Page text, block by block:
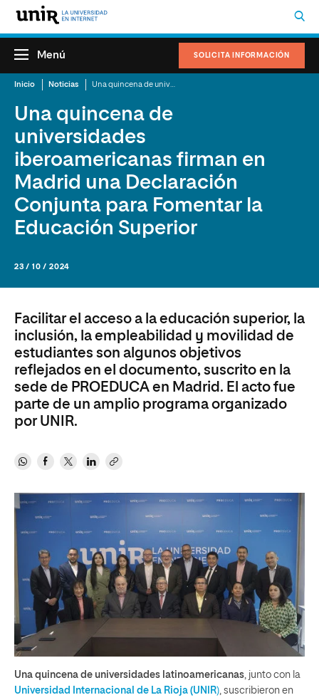
SOLICITA INFORMACIÓN
Menú
Inicio Noticias
Una quincena de
universidades
iberoamericanas firman en
Madrid una Declaración
Conjunta para Fomentar la
Educación Superior
23 / 10 / 2024
Facilitar el acceso a la educación superior, la
inclusión, la empleabilidad y movilidad de
estudiantes son algunos objetivos
reflejados en el documento, suscrito en la
sede de PROEDUCA en Madrid. El acto fue
parte de un amplio programa organizado
por UNIR.
Una quincena de universidades latinoamericanas , junto con la
Universidad Internacional de La Rioja (UNIR) , suscribieron en